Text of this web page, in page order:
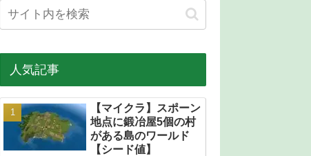
人気記事
【マイクラ】スポーン
地点に鍛冶屋5個の村
がある島のワールド
【シード値】